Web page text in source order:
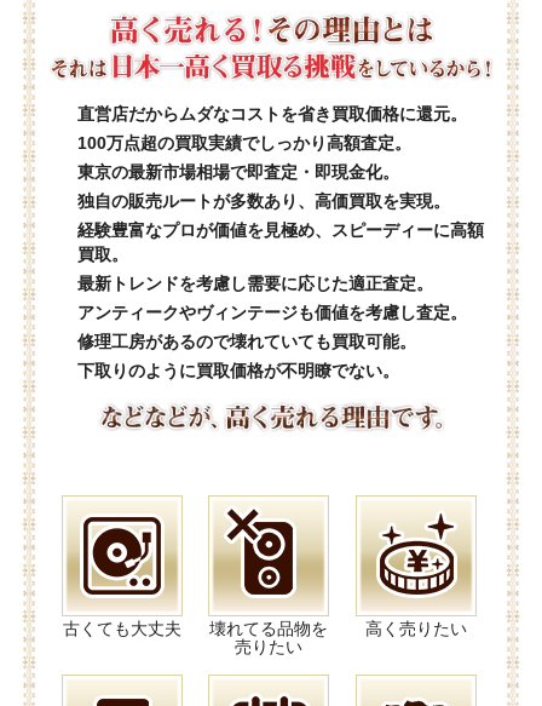
直営店だからムダなコストを省き買取価格に還元。
100万点超の買取実績でしっかり高額査定。
東京の最新市場相場で即査定・即現金化。
独自の販売ルートが多数あり、高価買取を実現。
経験豊富なプロが価値を見極め、スピーディーに高額
買取。
最新トレンドを考慮し需要に応じた適正査定。
アンティークやヴィンテージも価値を考慮し査定。
修理工房があるので壊れていても買取可能。
下取りのように買取価格が不明瞭でない。
古くても大丈夫
壊れてる品物を
売りたい
高く売りたい